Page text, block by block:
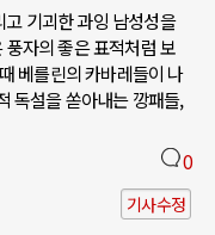
기괴한 과잉 남성성을
자의 좋은 표적처럼 보
베를린의 카바레들이 나
독설을 쏟아내는 깡패들,
0
기사수정